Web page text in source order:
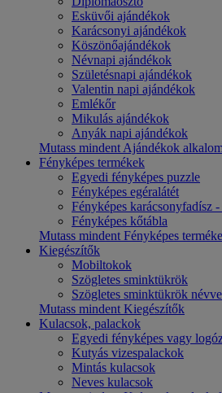
Esküvői ajándékok
Karácsonyi ajándékok
Köszönőajándékok
Névnapi ajándékok
Születésnapi ajándékok
Valentin napi ajándékok
Emlékőr
Mikulás ajándékok
Anyák napi ajándékok
Mutass mindent Ajándékok
Fényképes termékek
Egyedi fényképes puzzle
Fényképes egéralátét
Fényképes karácsonyfadísz
Fényképes kőtábla
Mutass mindent Fényképes
Kiegészítők
Mobiltokok
Szögletes sminktükrök
Szögletes sminktükrök
Mutass mindent Kiegészítők
Kulacsok, palackok
Egyedi fényképes vagy
Kutyás vizespalackok
Mintás kulacsok
Neves kulacsok